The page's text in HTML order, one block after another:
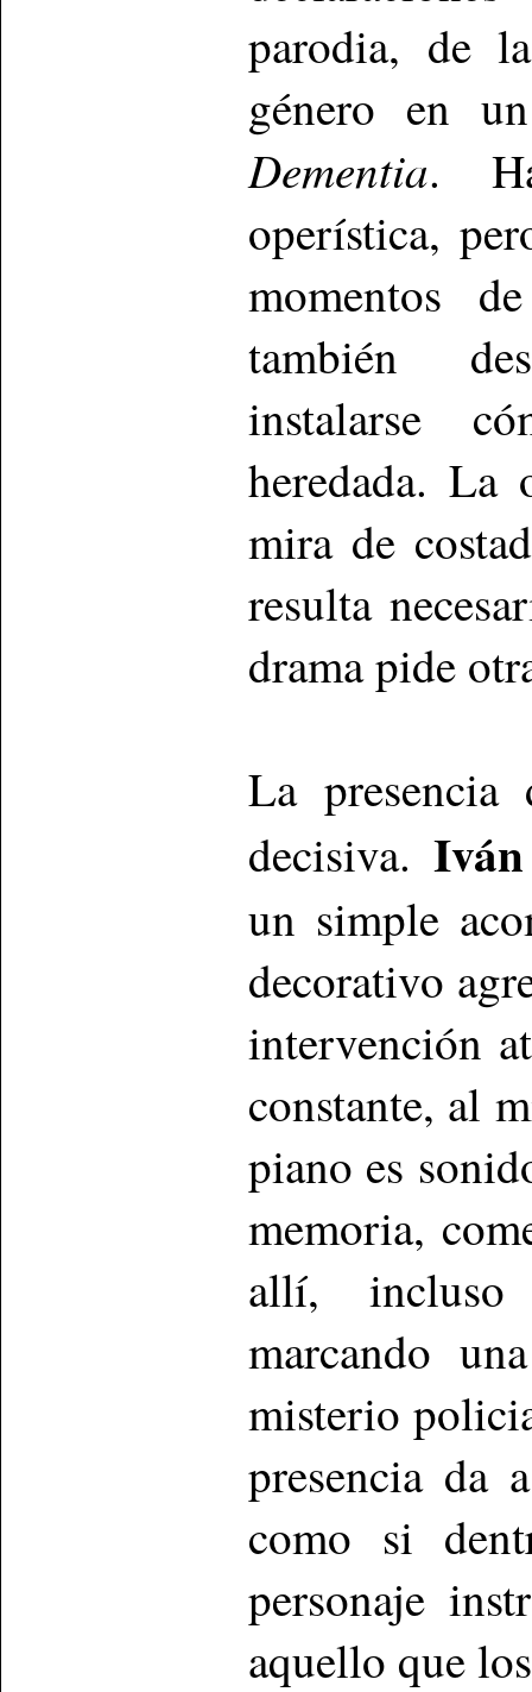
parodia, de
género en
Dementia.
operística,
momentos
también
instalarse
heredada. La
mira de
resulta
drama pide
La
decisiva.
un simple
decorativo
intervención
constante, al
piano es
memoria,
allí, incluso
marcando
misterio
presencia da
como si
personaje
aquello que